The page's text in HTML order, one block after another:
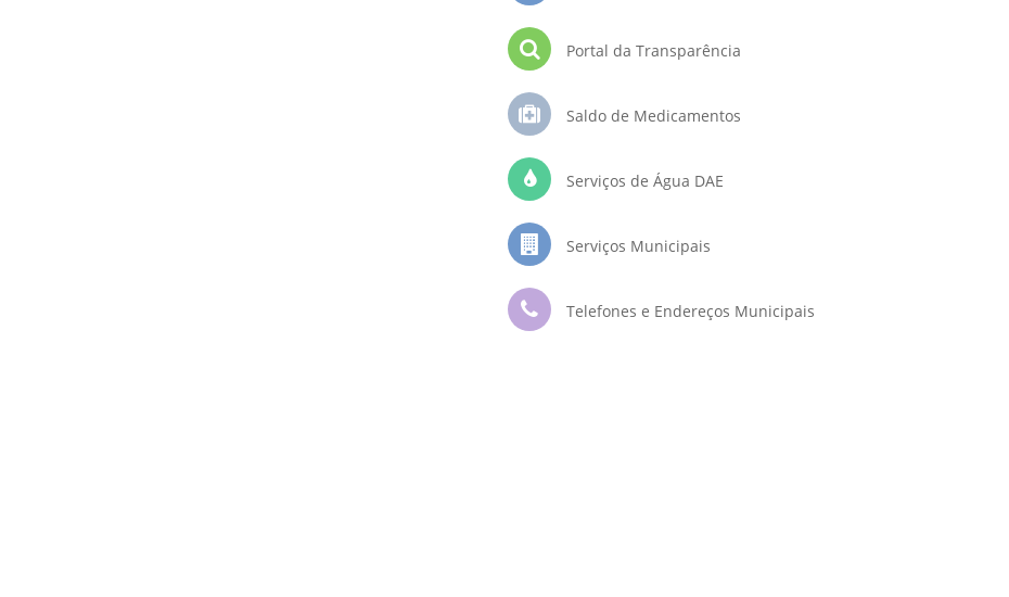
Portal da Transparência
Saldo de Medicamentos
Serviços de Água DAE
Serviços Municipais
Telefones e Endereços Municipais